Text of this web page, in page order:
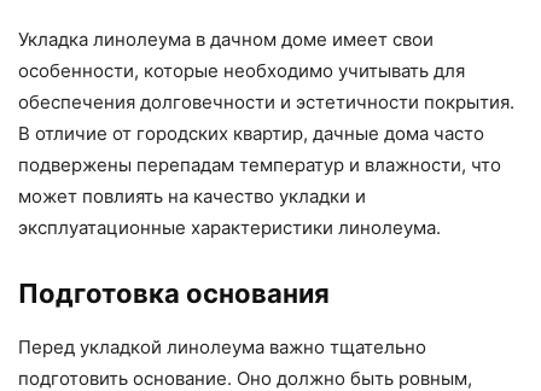
Укладка линолеума в дачном доме имеет свои
особенности, которые необходимо учитывать для
обеспечения долговечности и эстетичности покрытия.
В отличие от городских квартир, дачные дома часто
подвержены перепадам температур и влажности, что
может повлиять на качество укладки и
эксплуатационные характеристики линолеума.
Подготовка основания
Перед укладкой линолеума важно тщательно
подготовить основание. Оно должно быть ровным,